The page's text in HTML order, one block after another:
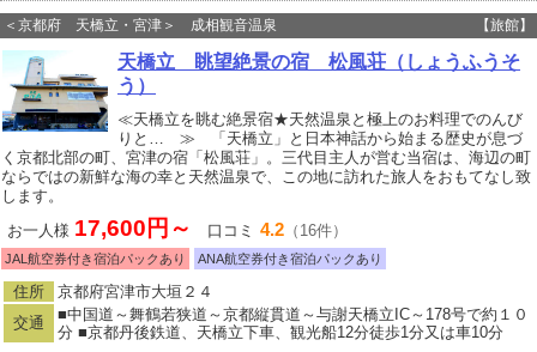
＜京都府 天橋立・宮津＞ 成相観音温泉 【旅館】
天橋立 眺望絶景の宿 松風荘（しょうふうそ
う）
≪天橋立を眺む絶景宿★天然温泉と極上のお料理でのんび
りと… ≫ 「天橋立」と日本神話から始まる歴史が息づ
く京都北部の町、宮津の宿「松風荘」。三代目主人が営む当宿は、海辺の町
ならではの新鮮な海の幸と天然温泉で、この地に訪れた旅人をおもてなし致
します。
お一人様 17,600円～ 口コミ 4.2 （16件）
JAL航空券付き宿泊パックあり ANA航空券付き宿泊パックあり
住所
京都府宮津市大垣２４
交通
■中国道～舞鶴若狭道～京都縦貫道～与謝天橋立IC～178号で約１０
分 ■京都丹後鉄道、天橋立下車、観光船12分徒歩1分又は車10分